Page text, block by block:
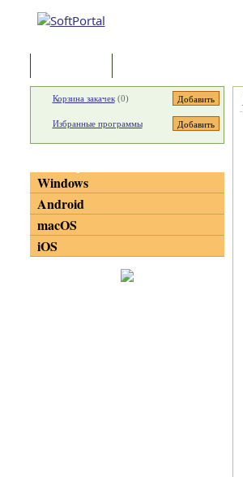
Корзина закачек(0)
Избранные программы
Windows
Android
macOS
iOS